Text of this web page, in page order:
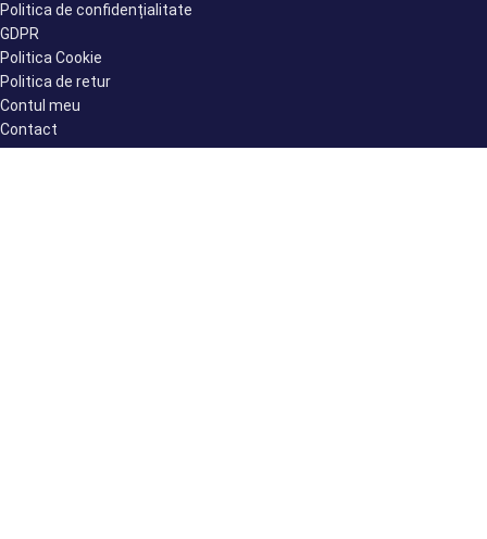
Politica de confidențialitate
GDPR
Politica Cookie
Politica de retur
Contul meu
Contact